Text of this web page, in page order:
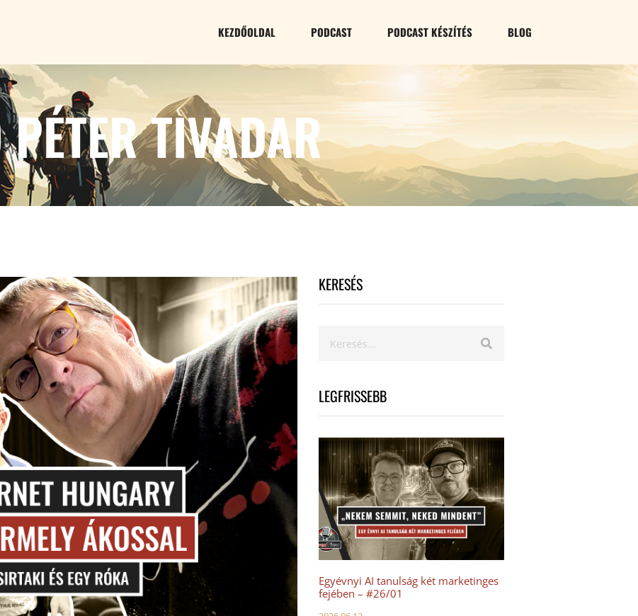
KEZDŐOLDAL PODCAST PODCAST KÉSZÍTÉS BLOG
TIVADAR
KERESÉS
LEGFRISSEBB
Egyévnyi AI tanulság két marketinges
fejében – #26/01